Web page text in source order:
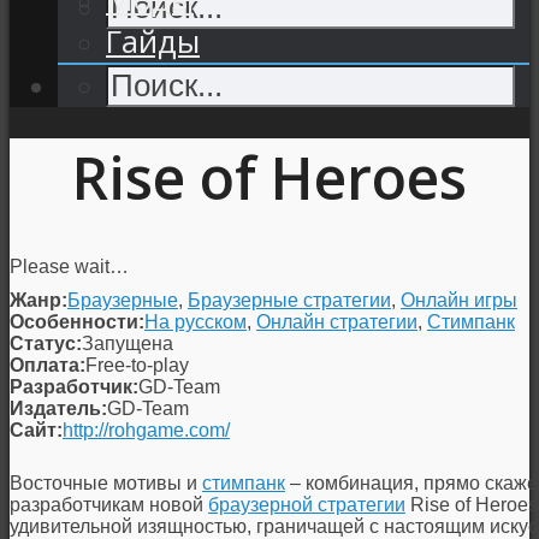
Гайды
Rise of Heroes
Please wait…
Жанр:Браузерные, Браузерные стратегии, Онлайн игры
Особенности:На русском, Онлайн стратегии, Стимпанк
Статус:Запущена
Оплата:Free-to-play
Разработчик:GD-Team
Издатель:GD-Team
Сайт:http://rohgame.com/
Восточные мотивы и стимпанк – комбинация, прямо
разработчикам новой браузерной стратегии Rise of
удивительной изящностью, граничащей с настоящим